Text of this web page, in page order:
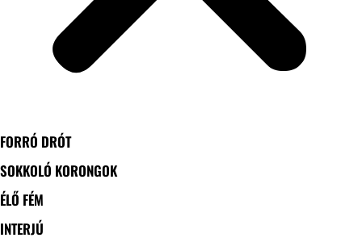
FORRÓ DRÓT
SOKKOLÓ KORONGOK
ÉLŐ FÉM
INTERJÚ